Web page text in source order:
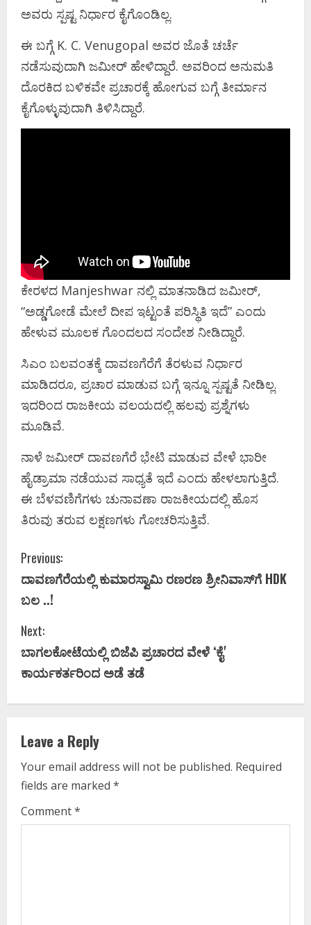
ಅವರು ಸ್ಪಷ್ಟ ನಿರ್ಧಾರ ಕೈಗೊಂಡಿಲ್ಲ.
ಈ ಬಗ್ಗೆ K. C. Venugopal ಅವರ ಜೊತೆ ಚರ್ಚೆ
ನಡೆಸುವುದಾಗಿ ಜಮೀರ್ ಹೇಳಿದ್ದಾರೆ. ಅವರಿಂದ ಅನುಮತಿ
ದೊರಕಿದ ಬಳಿಕವೇ ಪ್ರಚಾರಕ್ಕೆ ಹೋಗುವ ಬಗ್ಗೆ ತೀರ್ಮಾನ
ಕೈಗೊಳ್ಳುವುದಾಗಿ ತಿಳಿಸಿದ್ದಾರೆ.
ಕೇರಳದ Manjeshwar ನಲ್ಲಿ ಮಾತನಾಡಿದ ಜಮೀರ್,
“ಅಡ್ಡಗೋಡೆ ಮೇಲೆ ದೀಪ ಇಟ್ಟಂತೆ ಪರಿಸ್ಥಿತಿ ಇದೆ” ಎಂದು
ಹೇಳುವ ಮೂಲಕ ಗೊಂದಲದ ಸಂದೇಶ ನೀಡಿದ್ದಾರೆ.
ಸಿಎಂ ಬಲವಂತಕ್ಕೆ ದಾವಣಗೆರೆಗೆ ತೆರಳುವ ನಿರ್ಧಾರ
ಮಾಡಿದರೂ, ಪ್ರಚಾರ ಮಾಡುವ ಬಗ್ಗೆ ಇನ್ನೂ ಸ್ಪಷ್ಟತೆ ನೀಡಿಲ್ಲ.
ಇದರಿಂದ ರಾಜಕೀಯ ವಲಯದಲ್ಲಿ ಹಲವು ಪ್ರಶ್ನೆಗಳು
ಮೂಡಿವೆ.
ನಾಳೆ ಜಮೀರ್ ದಾವಣಗೆರೆ ಭೇಟಿ ಮಾಡುವ ವೇಳೆ ಭಾರೀ
ಹೈಡ್ರಾಮಾ ನಡೆಯುವ ಸಾಧ್ಯತೆ ಇದೆ ಎಂದು ಹೇಳಲಾಗುತ್ತಿದೆ.
ಈ ಬೆಳವಣಿಗೆಗಳು ಚುನಾವಣಾ ರಾಜಕೀಯದಲ್ಲಿ ಹೊಸ
ತಿರುವು ತರುವ ಲಕ್ಷಣಗಳು ಗೋಚರಿಸುತ್ತಿವೆ.
C
o
n
t
i
n
u
e
R
e
Previous:
ದಾವಣಗೆರೆಯಲ್ಲಿ ಕುಮಾರಸ್ವಾಮಿ ರಣರಣ ಶ್ರೀನಿವಾಸ್‌ಗೆ HDK
ಬಲ ..!
Next:
ಬಾಗಲಕೋಟೆಯಲ್ಲಿ ಬಿಜೆಪಿ ಪ್ರಚಾರದ ವೇಳೆ ʻಕೈʼ
ಕಾರ್ಯಕರ್ತರಿಂದ ಅಡೆ ತಡೆ
Leave a Reply
Your email address will not be published. Required
fields are marked *
Comment*